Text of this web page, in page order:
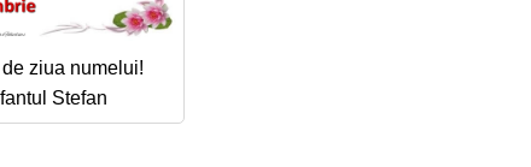
ziua numelui!
Stefan